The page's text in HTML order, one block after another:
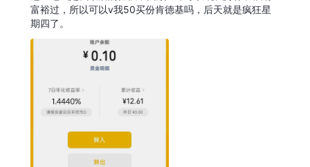
富裕过，所以可以v我50买份肯德基吗，后天就是疯狂星
期四了。